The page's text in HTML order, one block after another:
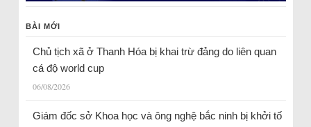
BÀI MỚI
Chủ tịch xã ở Thanh Hóa bị khai trừ đảng do liên quan
cá độ world cup
06/08/2026
Giám đốc sở Khoa học và ông nghệ bắc ninh bị khởi tố